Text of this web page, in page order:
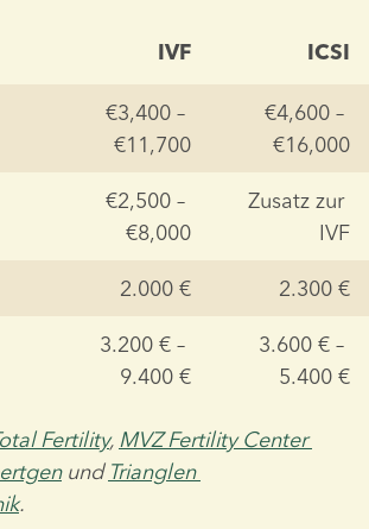
IVF ICSI
€3,400 –
€11,700
€4,600 –
€16,000
€2,500 –
€8,000
Zusatz zur
IVF
2.000 € 2.300 €
3.200 € –
9.400 €
3.600 € –
5.400 €
Fertility, MVZ Fertility Center
und Trianglen
.